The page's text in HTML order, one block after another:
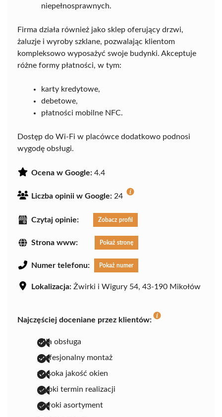
niepełnosprawnych.
Firma działa również jako sklep oferujący drzwi,
żaluzje i wyroby szklane, pozwalając klientom
kompleksowo wyposażyć swoje budynki. Akceptuje
różne formy płatności, w tym:
karty kredytowe,
debetowe,
płatności mobilne NFC.
Dostęp do Wi-Fi w placówce dodatkowo podnosi
wygodę obsługi.
Ocena w Google: 4.4
Liczba opinii w Google: 24
Czytaj opinie: Zobacz profil
Strona www: Pokaż stronę
Numer telefonu: Pokaż numer
Lokalizacja: Żwirki i Wigury 54, 43-190 Mikołów
Najczęściej doceniane przez klientów:
miła obsługa
profesjonalny montaż
wysoka jakość okien
szybki termin realizacji
szeroki asortyment